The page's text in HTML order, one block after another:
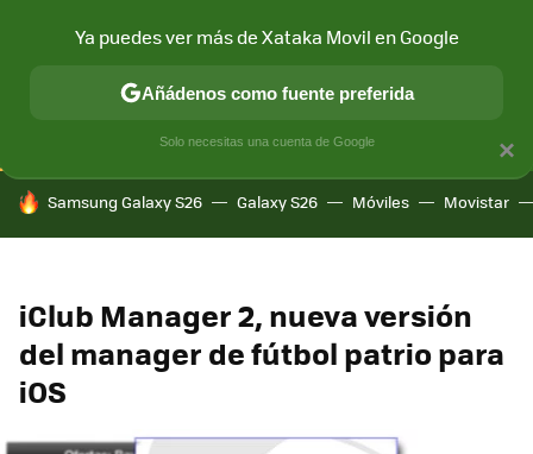
CONECTIVIDAD MÓVIL Y SOCIEDAD APLICACIONES
HOY SE HABLA DE
Samsung Galaxy S26 Galaxy S26 Móviles Movistar
iClub Manager 2, nueva versión
del manager de fútbol patrio para
iOS
×
Ya puedes ver más de Xataka Movil en Google
Añádenos como fuente preferida
Solo necesitas una cuenta de Google